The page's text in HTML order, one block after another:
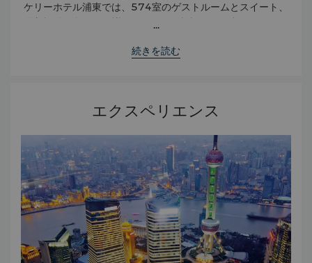
ケリーホテル浦東では、574室のゲストルームとスイート、
最新設備を整えた会議、バンケット施設をご用意しておりま
て、多彩なアクティビティとスパをお楽しみいただけます。
ます。当ホテルに隣接するケリーパークサイドにケリーレジ
で快適なご滞在をご提供いたします。 当ホテルへは、地下鉄
や浦東国際空港に通じるリニアモーターカー（上海磁浮列
車）をご利用いただけます。上海万博施設、広大な世紀公園
やケリーパークサイドのショッピングモールやビジネスタワ
ーへのアクセスにも至便なロケーションを誇ります。浦東 ケ
リーホテル 上海へようこそすべてを満たす場所がここにあり
ます。
...
続きを読む
エクスペリエンス